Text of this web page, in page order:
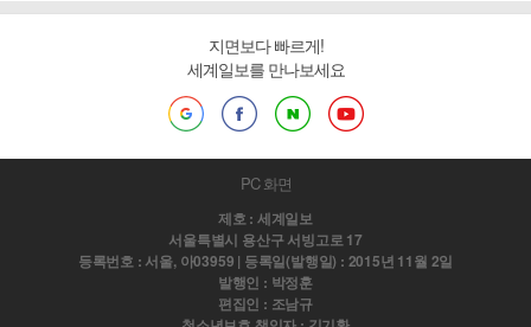
지면보다 빠르게!
세계일보를 만나보세요
PC 화면
제호 : 세계일보
서울특별시 용산구 서빙고로 17
등록번호 : 서울, 아03959 | 등록일(발행일) : 2015년 11월 2일
발행인 : 박정훈
편집인 : 조남규